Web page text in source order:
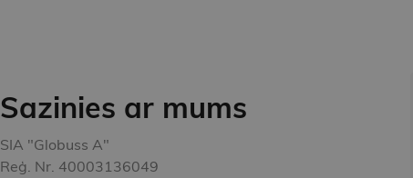
Sazinies ar mums
SIA "Globuss A"
Reģ. Nr. 40003136049